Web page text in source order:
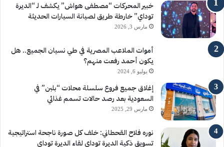
خبير المحركات “مصطفى هواش” يكشف لـ “الديرة
توداي” خارطة طريق لصيانة السيارات الحديثة
مارس 3, 2026
أموات الملاعب المصرية في طي نسيان الجميع.. هل
يكون أحمد رفعت منهم؟
يوليو 6, 2024
إغلاق جميع فروع سلسلة محلات “بلبن” في
السعودية بعد رصد حالات تسمم غذائي
مارس 29, 2025
نوره فلاح القحطاني: خلف كل صورة ناجحة استراتيجية
تسويق ذكية الديرة توداي لقاء الديرة توداي